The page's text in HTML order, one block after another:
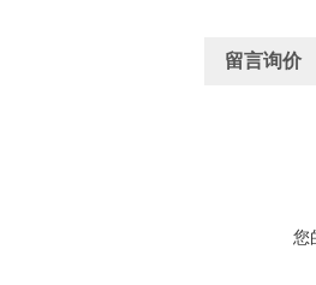
留言询价
您